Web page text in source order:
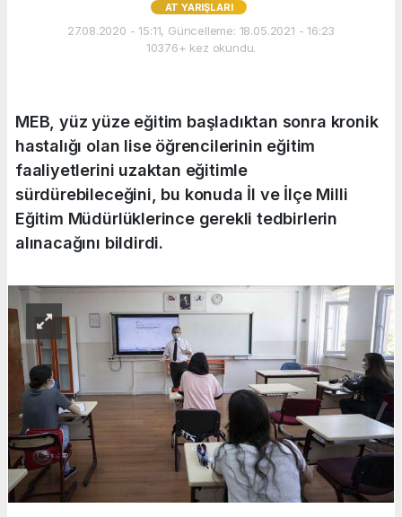
AT YARIŞLARI
27.08.2020 - 15:11, Güncelleme: 18.05.2021 - 16:23
10376+ kez okundu.
MEB, yüz yüze eğitim başladıktan sonra kronik
hastalığı olan lise öğrencilerinin eğitim
faaliyetlerini uzaktan eğitimle
sürdürebileceğini, bu konuda İl ve İlçe Milli
Eğitim Müdürlüklerince gerekli tedbirlerin
alınacağını bildirdi.